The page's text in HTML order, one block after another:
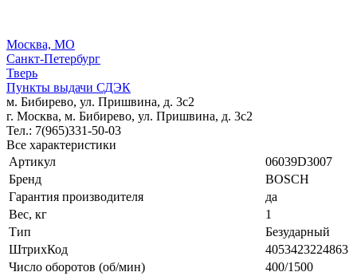
Москва, МО
Санкт-Петербург
Тверь
Пункты выдачи СДЭК
м. Бибирево, ул. Пришвина, д. 3с2
г. Москва, м. Бибирево, ул. Пришвина, д. 3с2
Тел.: 7(965)331-50-03
Все характеристики
Артикул
06039D3007
Бренд
BOSCH
Гарантия производителя
да
Вес, кг
1
Тип
Безударный
ШтрихКод
4053423224863
Число оборотов (об/мин)
400/1500